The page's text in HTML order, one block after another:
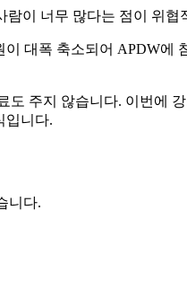
이 너무 많다는 점이 위
대폭 축소되어 APDW에
도 주지 않습니다. 이번에
입니다.
니다.